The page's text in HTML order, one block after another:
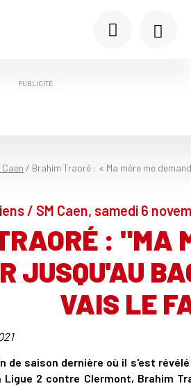
PUBLICITÉ
Caen / Brahim Traoré : « Ma mère me
/ SM Caen, samedi 6
: "MA
JUSQU'AU
VAIS LE
de saison dernière où il s'est
2 contre Clermont, Brahim